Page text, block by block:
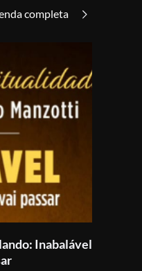
completa
Inabalável